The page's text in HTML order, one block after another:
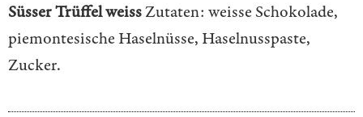
Süsser Trüffel weissZutaten: weisse Schokolade,
piemontesische Haselnüsse, Haselnusspaste,
Zucker.